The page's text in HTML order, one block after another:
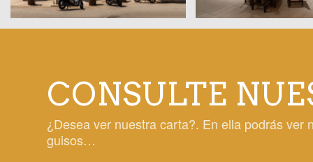
CONSULTE
¿Desea ver nuestra carta?. En ella podrás ver
guisos…